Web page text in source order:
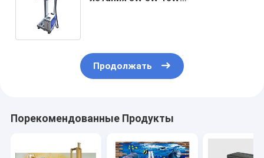
Продолжать
Порекомендованные Продукты